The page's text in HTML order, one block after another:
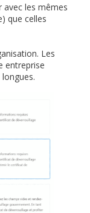
avec les mêmes
que celles
Les
entreprise